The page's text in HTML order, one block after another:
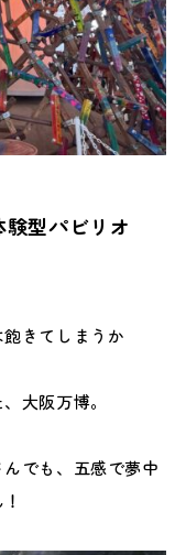
型パビリオ
飽きてしまうか
大阪万博。
でも、五感で夢中